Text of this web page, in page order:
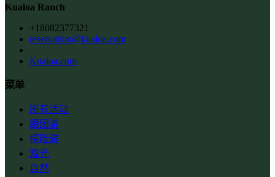
Kualoa Ranch
+18082377321
reservation@kualoa.com
Kualoa.com
菜单
所有活动
跟团游
探险游
观光
自然